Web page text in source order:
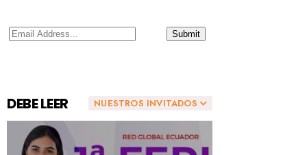
NUESTROS INVITADOS
DEBE LEER